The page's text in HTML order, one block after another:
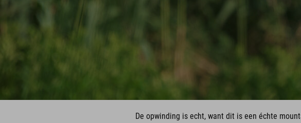
De opwinding is echt, want dit is een échte